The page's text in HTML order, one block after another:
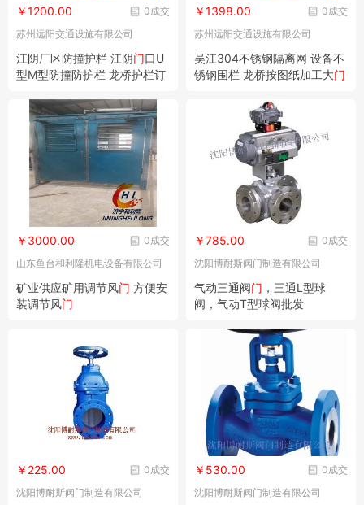
0成交
￥1200.00
苏州远阳交通设施有限公司
江阴厂区防撞护栏 江阴门口U
型M型防撞防护栏 龙桥护栏订
0成交
￥1398.00
苏州远阳交通设施有限公司
吴江304不锈钢隔离网 设备不
锈钢围栏 龙桥按图纸加工大门
0成交
￥3000.00
山东鱼台和利隆机电设备有限公司
矿业供应矿用调节风门 方便安
装调节风门
0成交
￥785.00
沈阳博耐斯阀门制造有限公司
气动三通阀门 ，三通L型球
阀，气动T型球阀批发
0成交
￥225.00
沈阳博耐斯阀门制造有限公司
0成交
￥530.00
沈阳博耐斯阀门制造有限公司